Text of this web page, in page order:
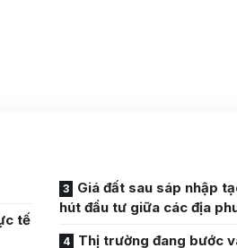
tế
Giá đất sau sáp nhập
hút đầu tư giữa các địa
Thị trường đang bước